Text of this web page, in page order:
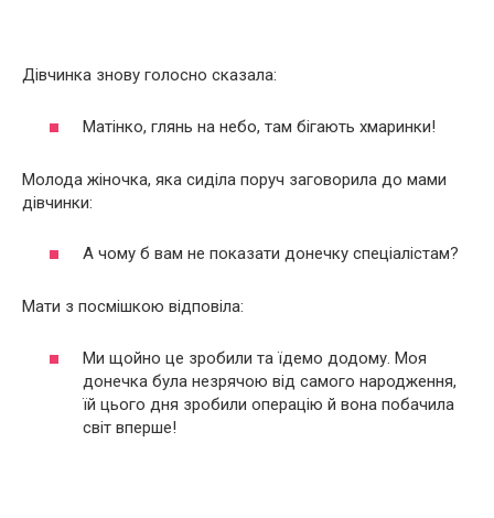
Дівчинка знову голосно сказала:
Матінко, глянь на небо, там бігають хмаринки!
Молода жіночка, яка сиділа поруч заговорила до мами
дівчинки:
А чому б вам не показати донечку спеціалістам?
Мати з посмішкою відповіла:
Ми щойно це зробили та їдемо додому. Моя
донечка була незрячою від самого народження,
їй цього дня зробили операцію й вона побачила
світ вперше!